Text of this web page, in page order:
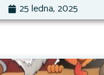
25 ledna, 2025